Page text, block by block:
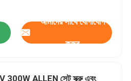
আমাদের সাথে যোগাযোগ
করুন
300W ALLEN সেট স্ক্রু এবং